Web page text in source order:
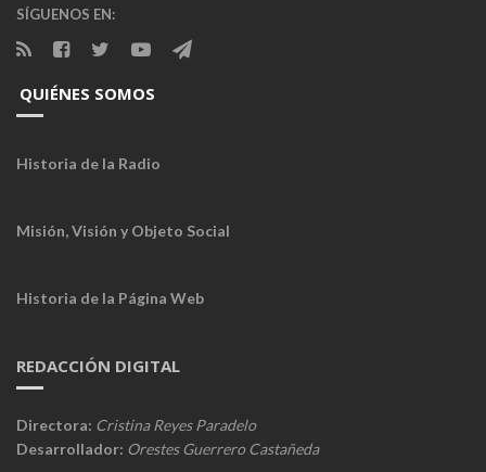
SÍGUENOS EN:
QUIÉNES SOMOS
Historia de la Radio
Misión, Visión y Objeto Social
Historia de la Página Web
REDACCIÓN DIGITAL
Directora: Cristina Reyes Paradelo
Desarrollador: Orestes Guerrero Castañeda